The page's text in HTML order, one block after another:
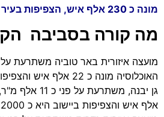
מונה כ 230 אלף איש, הצפיפות בעיר היא 4750 איש לקמ"ר.
מה קורה בסביבה
האוכלוסיה מונה כ 22 אלף איש והצפיפות היא 172 איש לקמ"ר.
אלף איש והצפיפות ביישוב היא כ 2000 איש לקמ"ר.